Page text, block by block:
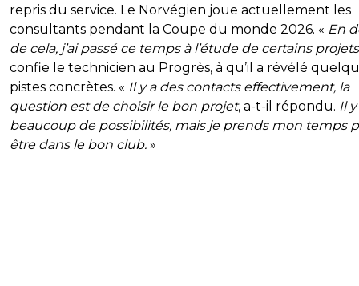
repris du service. Le Norvégien joue actuellement les
consultants pendant la Coupe du monde 2026. « En
de cela, j’ai passé ce temps à l’étude de certains projets
confie le technicien au Progrès, à qu’il a révélé
pistes concrètes. « Il y a des contacts effectivement, la
question est de choisir le bon projet, a-t-il répondu. Il
beaucoup de possibilités, mais je prends mon temps
être dans le bon club. »